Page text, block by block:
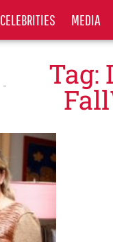
CELEBRITIES MEDIA
Tag: